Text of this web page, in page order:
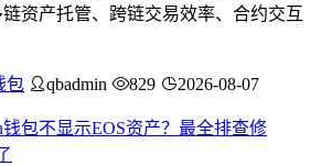
资产托管、跨链交易效率、合约交互
包 qbadmin 829 2026-08-07